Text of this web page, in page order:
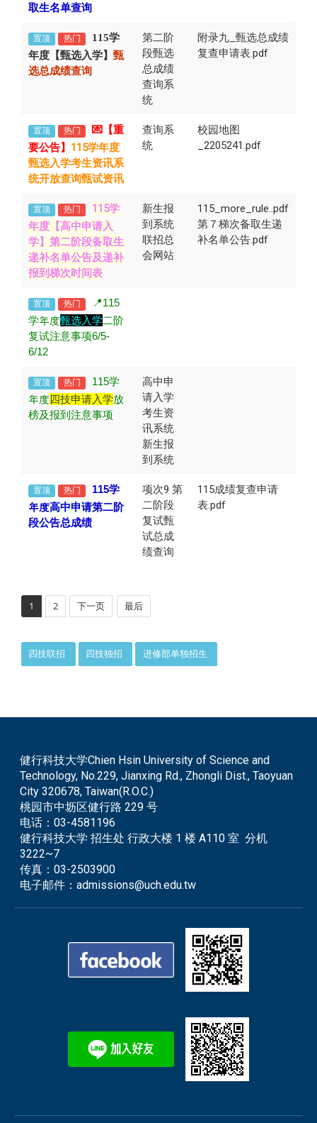
取生名单查询
置顶 热门
115学
年度【甄选入学】 甄
选总成绩查询
第二阶
段甄选
总成绩
查询系
统
附录九_甄选总成绩
复查申请表.pdf
置顶 热门
💌【重
要公告】 115学年度
甄选入学考生资讯系
统开放查询甄试资讯
查询系
统
校园地图
_2205241.pdf
置顶 热门
115学
年度【高中申请入
学】 第二阶段备取生
递补名单公告及递补
报到梯次时间表
新生报
到系统
联招总
会网站
115_more_rule..pdf
第７梯次备取生递
补名单公告.pdf
置顶 热门
📍115
学年度甄选入学二阶
复试注意事项6/5-
6/12
置顶 热门 115学
年度四技申请入学放
榜及报到注意事项
高中申
请入学
考生资
讯系统
新生报
到系统
置顶 热门 115学
年度高中申请第二阶
段公告总成绩
项次9 第
二阶段
复试甄
试总成
绩查询
115成绩复查申请
表.pdf
1 2 下一页 最后
四技联招 四技独招 进修部单独招生
健行科技大学Chien Hsin University of Science and
Technology, No.229, Jianxing Rd., Zhongli Dist., Taoyuan
City 320678, Taiwan(R.O.C.)
桃园市中坜区健行路 229 号
电话：03-4581196
健行科技大学 招生处 行政大楼 1 楼 A110 室 分机
3222~7
传真：03-2503900
电子邮件：admissions@uch.edu.tw